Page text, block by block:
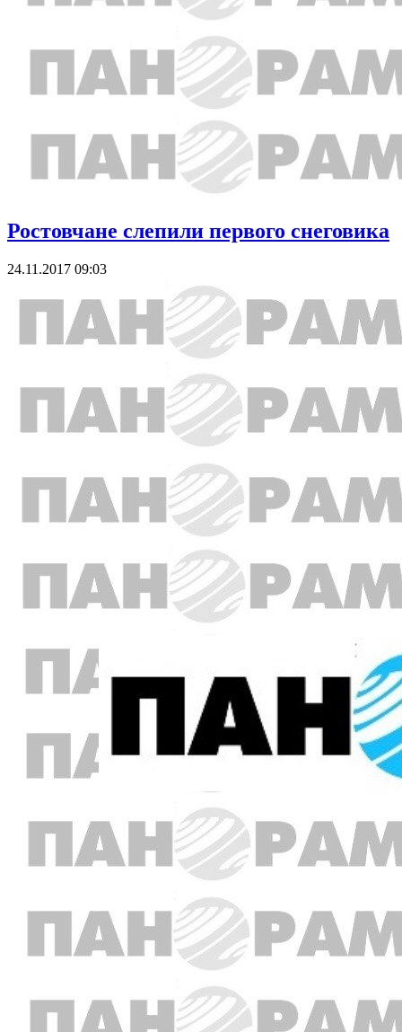
Ростовчане слепили первого снеговика
24.11.2017 09:03